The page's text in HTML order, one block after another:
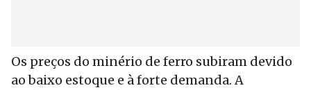
Os preços do minério de ferro subiram devido
ao baixo estoque e à forte demanda. A